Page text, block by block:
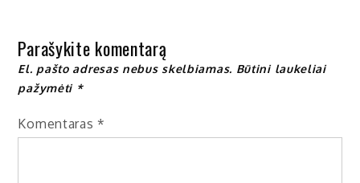
Parašykite komentarą
El. pašto adresas nebus skelbiamas. Būtini laukeliai
pažymėti *
Komentaras *